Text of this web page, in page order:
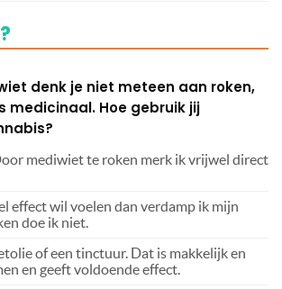
denk je niet meteen aan roken,
medicinaal. Hoe gebruik jij
mediwiet te roken merk ik vrijwel direct
effect wil voelen dan verdamp ik mijn
doe ik niet.
of een tinctuur. Dat is makkelijk en
en geeft voldoende effect.